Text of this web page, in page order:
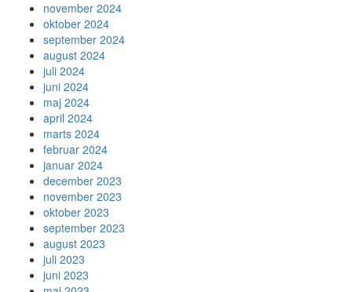
november 2024
oktober 2024
september 2024
august 2024
juli 2024
juni 2024
maj 2024
april 2024
marts 2024
februar 2024
januar 2024
december 2023
november 2023
oktober 2023
september 2023
august 2023
juli 2023
juni 2023